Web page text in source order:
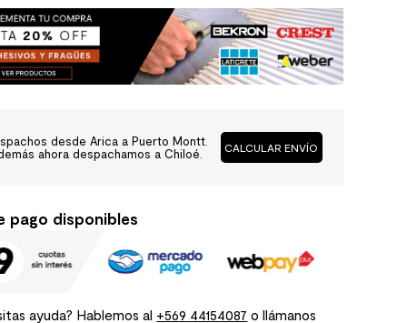
desde Arica a Puerto Montt.
ahora despachamos a Chiloé.
CALCULAR ENVÍO
pago disponibles
ayuda? Hablemos al +569 44154087 o llámanos